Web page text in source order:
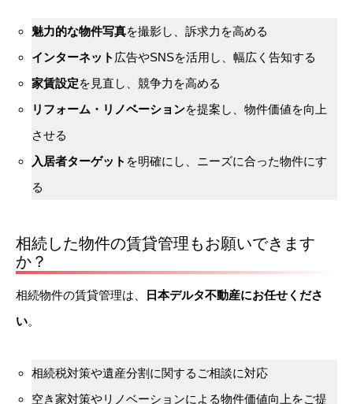
魅力的な物件写真を撮影し、訴求力を高める
インターネット 広告やSNSを活用し、幅広く告知する
家賃設定を見直し、競争力を高める
リフォーム・リノベーションを提案し、物件価値を向上
させる
入居者ターゲット を明確にし、ニーズに合った物件にす
る
相続した物件の賃貸管理もお願いできます
か？
相続物件の賃貸管理は、
日本デルタ不動産にお任せくださ
い。
相続税対策や遺産分割に関するご相談に対応
空き家対策やリノベーションによる物件価値向上をご提